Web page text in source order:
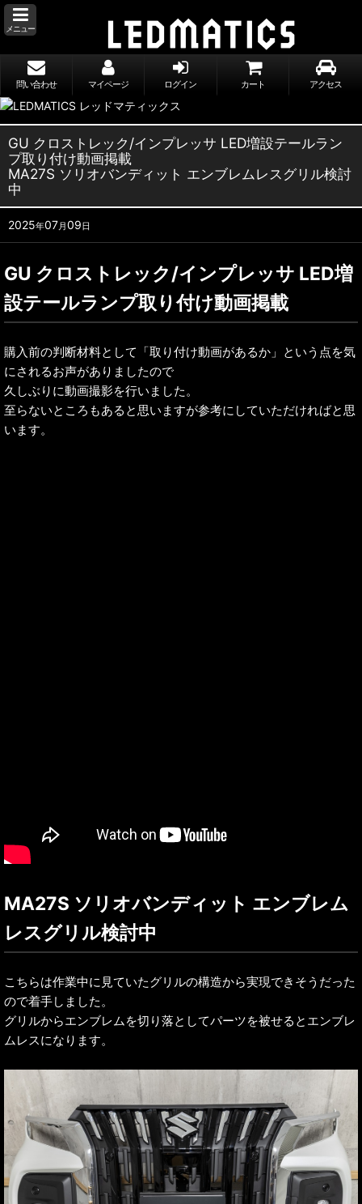
メニュー
問い合わせ マイページ ログイン カート アクセス
GU クロストレック/インプレッサ LED増設テールラン
プ取り付け動画掲載
MA27S ソリオバンディット エンブレムレスグリル検討
中
2025年07月09日
GU クロストレック/インプレッサ LED増
設テールランプ取り付け動画掲載
購入前の判断材料として「取り付け動画があるか」という点を気
にされるお声がありましたので
久しぶりに動画撮影を行いました。
至らないところもあると思いますが参考にしていただければと思
います。
MA27S ソリオバンディット エンブレム
レスグリル検討中
こちらは作業中に見ていたグリルの構造から実現できそうだった
ので着手しました。
グリルからエンブレムを切り落としてパーツを被せるとエンブレ
ムレスになります。